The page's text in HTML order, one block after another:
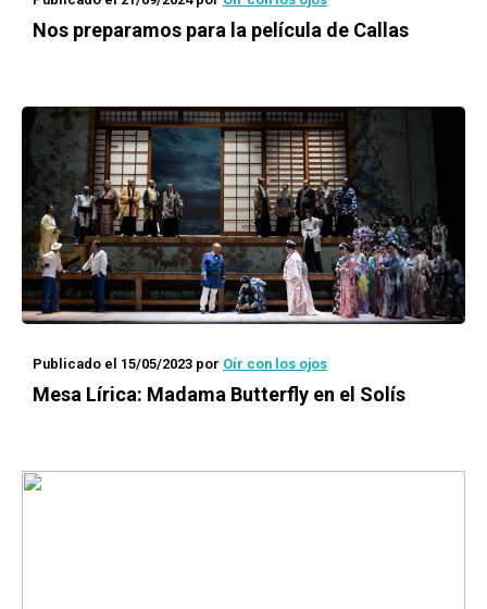
Nos preparamos para la película de Callas
Publicado el 15/05/2023 por Oír con los ojos
Mesa Lírica: Madama Butterfly en el Solís